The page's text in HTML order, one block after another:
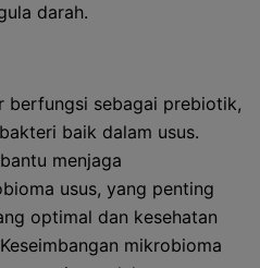
darah.
berfungsi sebagai prebiotik,
baik dalam usus.
menjaga
usus, yang penting
optimal dan kesehatan
mikrobioma